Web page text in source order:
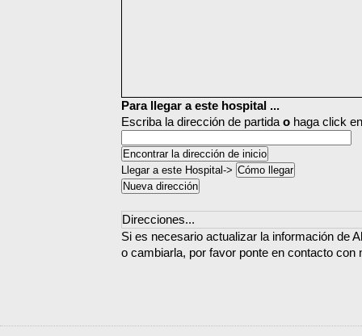
Para llegar a este hospital ...
Escriba la dirección de partida o haga click
Llegar a este Hospital->
Direcciones...
Si es necesario actualizar la información de
o cambiarla, por favor ponte en contacto con